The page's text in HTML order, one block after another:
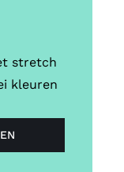
stretch
kleuren